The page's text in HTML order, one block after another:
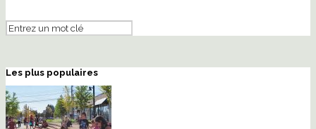
Les plus populaires